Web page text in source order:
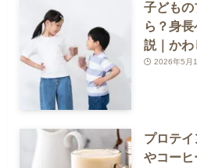
子ども
ら？身
説｜かわ
2026年5月
プロテ
やコー